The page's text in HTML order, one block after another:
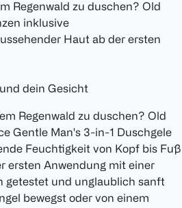
Regenwald zu duschen? Old
inklusive
Haut ab der ersten
dein Gesicht
Regenwald zu duschen? Old
Gentle Man's 3-in-1 Duschgele
Feuchtigkeit von Kopf bis Fuß
ersten Anwendung mit einer
getestet und unglaublich sanft
bewegst oder von einem